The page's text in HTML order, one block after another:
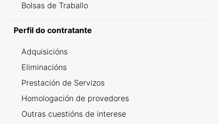
Bolsas de Traballo
Perfil do contratante
Adquisicións
Eliminacións
Prestación de Servizos
Homologación de provedores
Outras cuestións de interese